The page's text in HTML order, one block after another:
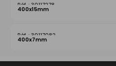
30117278
400x15mm
30117082
400x7mm